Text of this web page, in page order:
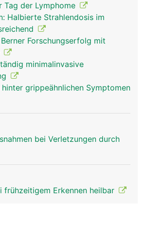
Tag der Lymphome
Halbierte Strahlendosis im
Forschungserfolg mit
minimalinvasive
hinter grippeähnlichen Symptomen
bei Verletzungen durch
frühzeitigem Erkennen heilbar